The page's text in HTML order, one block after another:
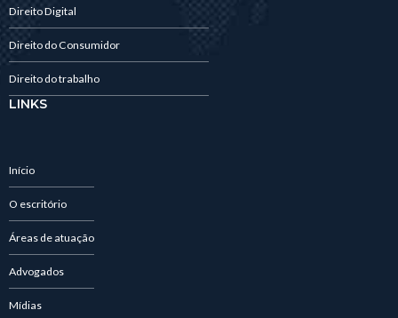
Direito Digital
Direito do Consumidor
Direito do trabalho
LINKS
Início
O escritório
Áreas de atuação
Advogados
Mídias